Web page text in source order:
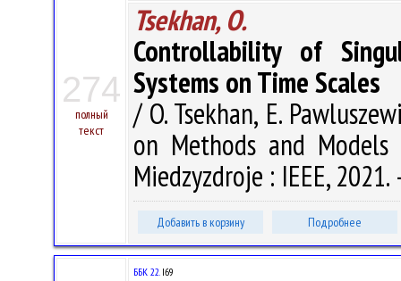
274
полный
текст
Tsekhan, O.
Controllability of
Systems on Time Scales
/ O. Tsekhan, E.
on Methods and
Miedzyzdroje : IEEE,
Добавить в корзину Подробнее
ББК 22.I69